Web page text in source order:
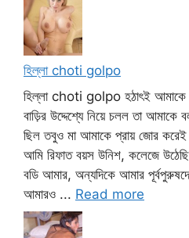
হিল্লা choti golpo
হিল্লা choti golpo হঠাৎই আমাকে
বাড়ির উদ্দেশ্যে নিয়ে চলল তা
ছিল তবুও মা আমাকে প্রায় জোর করেই
আমি রিফাত বয়স উনিশ, কলেজে
বডি আমার, অন্যদিকে আমার
আমারও ... Read more